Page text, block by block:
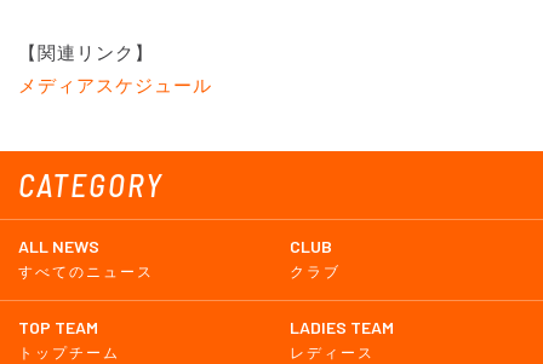
CATEGORY
ALL NEWS
すべてのニュース
CLUB
クラブ
TOP TEAM
トップチーム
LADIES TEAM
レディース
【関連リンク】
メディアスケジュール